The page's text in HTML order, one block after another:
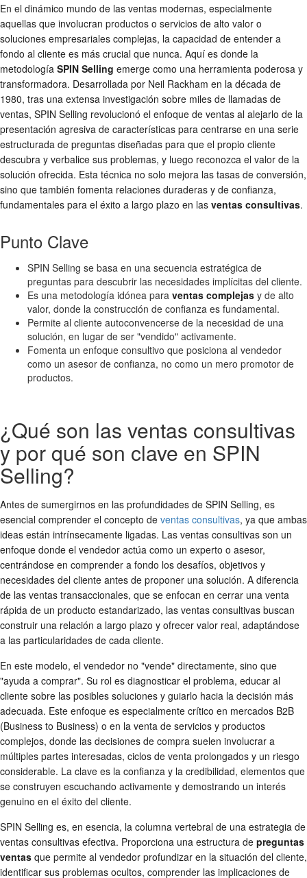
En el dinámico mundo de las ventas modernas, especialmente
aquellas que involucran productos o servicios de alto valor o
soluciones empresariales complejas, la capacidad de entender a
fondo al cliente es más crucial que nunca. Aquí es donde la
metodología SPIN Selling emerge como una herramienta poderosa y
transformadora. Desarrollada por Neil Rackham en la década de
1980, tras una extensa investigación sobre miles de llamadas de
ventas, SPIN Selling revolucionó el enfoque de ventas al alejarlo de la
presentación agresiva de características para centrarse en una serie
estructurada de preguntas diseñadas para que el propio cliente
descubra y verbalice sus problemas, y luego reconozca el valor de la
solución ofrecida. Esta técnica no solo mejora las tasas de conversión,
sino que también fomenta relaciones duraderas y de confianza,
fundamentales para el éxito a largo plazo en las ventas consultivas.
Punto Clave
SPIN Selling se basa en una secuencia estratégica de
preguntas para descubrir las necesidades implícitas del cliente.
Es una metodología idónea para ventas complejas y de alto
valor, donde la construcción de confianza es fundamental.
Permite al cliente autoconvencerse de la necesidad de una
solución, en lugar de ser "vendido" activamente.
Fomenta un enfoque consultivo que posiciona al vendedor
como un asesor de confianza, no como un mero promotor de
productos.
¿Qué son las ventas consultivas
y por qué son clave en SPIN
Selling?
Antes de sumergirnos en las profundidades de SPIN Selling, es
esencial comprender el concepto de ventas consultivas, ya que ambas
ideas están intrínsecamente ligadas. Las ventas consultivas son un
enfoque donde el vendedor actúa como un experto o asesor,
centrándose en comprender a fondo los desafíos, objetivos y
necesidades del cliente antes de proponer una solución. A diferencia
de las ventas transaccionales, que se enfocan en cerrar una venta
rápida de un producto estandarizado, las ventas consultivas buscan
construir una relación a largo plazo y ofrecer valor real, adaptándose
a las particularidades de cada cliente.
En este modelo, el vendedor no "vende" directamente, sino que
"ayuda a comprar". Su rol es diagnosticar el problema, educar al
cliente sobre las posibles soluciones y guiarlo hacia la decisión más
adecuada. Este enfoque es especialmente crítico en mercados B2B
(Business to Business) o en la venta de servicios y productos
complejos, donde las decisiones de compra suelen involucrar a
múltiples partes interesadas, ciclos de venta prolongados y un riesgo
considerable. La clave es la confianza y la credibilidad, elementos que
se construyen escuchando activamente y demostrando un interés
genuino en el éxito del cliente.
SPIN Selling es, en esencia, la columna vertebral de una estrategia de
ventas consultivas efectiva. Proporciona una estructura de preguntas
ventas que permite al vendedor profundizar en la situación del cliente,
identificar sus problemas ocultos, comprender las implicaciones de